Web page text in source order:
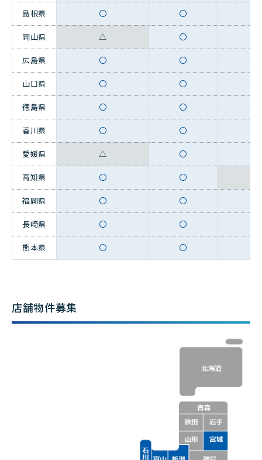
島根県 〇 〇
岡山県 △ 〇
広島県 〇 〇
山口県 〇 〇
徳島県 〇 〇
香川県 〇 〇
愛媛県 △ 〇
高知県 〇 〇
福岡県 〇 〇
長崎県 〇 〇
熊本県 〇 〇
店舗物件募集